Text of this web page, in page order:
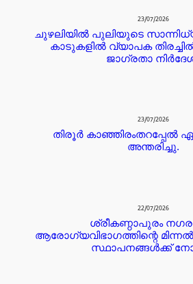
23/07/2026
ചുഴലിയിൽ പുലിയുടെ
കാടുകളിൽ വ്യാപക
ജാഗ്രതാ
23/07/2026
തിരൂർ കാഞ്ഞിരംതറപ്പേൽ
അന്തരിച്ചു.
22/07/2026
ശ്രീകണ്ഠാപുരം
ആരോഗ്യവിഭാഗത്തിന്റെ
സ്ഥാപനങ്ങൾക്ക്